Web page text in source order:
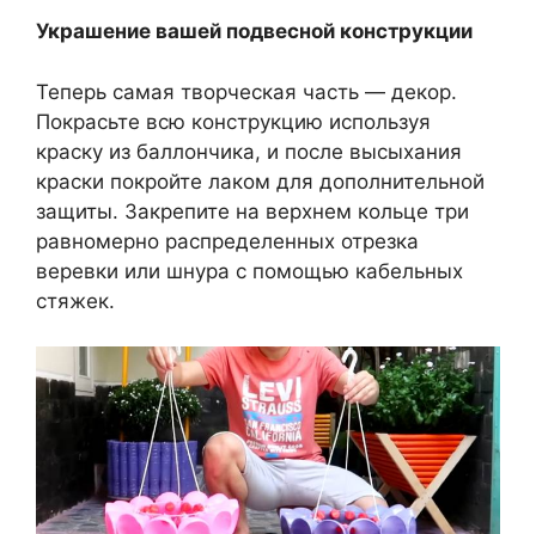
Украшение вашей подвесной конструкции
Теперь самая творческая часть — декор.
Покрасьте всю конструкцию используя
краску из баллончика, и после высыхания
краски покройте лаком для дополнительной
защиты. Закрепите на верхнем кольце три
равномерно распределенных отрезка
веревки или шнура с помощью кабельных
стяжек.